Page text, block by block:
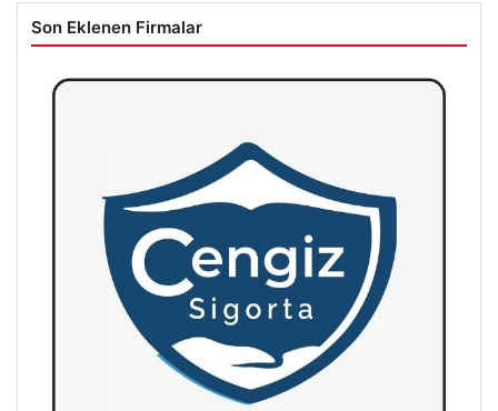
Son Eklenen Firmalar